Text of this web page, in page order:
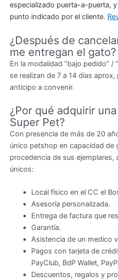
especializado puerta-a-puerta,
punto indicado por el cliente.
¿Después de
me entregan el gato?
En la modalidad “bajo pedido” /
se realizan de 7 a 14 días
anticipo a convenir.
¿Por qué adquirir
Super Pet?
Con presencia de más de 20
único petshop en capacidad de
procedencia de sus
únicos:
Local físico en el CC el
Asesoría personalizada.
Entrega de factura que
Garantía.
Asistencia de un medico
Pagos con tarjeta de
PayClub, BdP Wallet,
Descuentos, regalos y